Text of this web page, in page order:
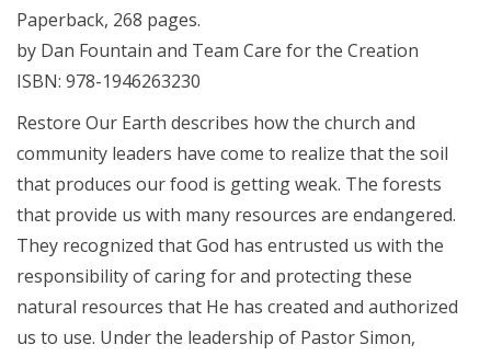
Paperback, 268 pages.
by Dan Fountain and Team Care for the Creation
ISBN: 978-1946263230
Restore Our Earth describes how the church and
community leaders have come to realize that the soil
that produces our food is getting weak. The forests
that provide us with many resources are endangered.
They recognized that God has entrusted us with the
responsibility of caring for and protecting these
natural resources that He has created and authorized
us to use. Under the leadership of Pastor Simon,